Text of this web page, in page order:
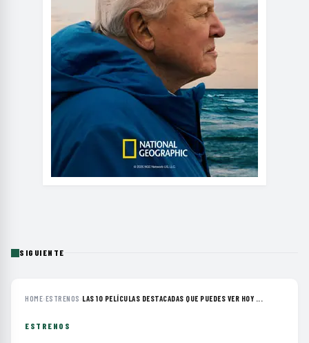
SIGUIENTE
HOME›ESTRENOS ›LAS 10 PELÍCULAS DESTACADAS QUE PUEDES VER HOY ...
ESTRENOS